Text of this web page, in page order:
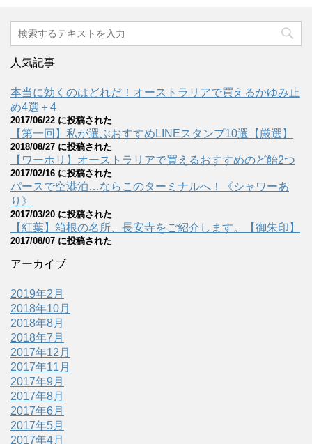
人気記事
本当に効くのはどれだ！オーストラリアで買えるかゆみ止
め4選＋4
2017/06/22 に投稿された
【第一回】私が選ぶおすすめLINEスタンプ10選【厳選】
2018/08/27 に投稿された
【ワーホリ】オーストラリアで買えるおすすめのど飴2つ
2017/02/16 に投稿された
パースで空港泊…ならこのターミナルへ！《シャワーあ
り》
2017/03/20 に投稿された
【紅葉】箱根の名所、長安寺をご紹介します。【御朱印】
2017/08/07 に投稿された
アーカイブ
2019年2月
2018年10月
2018年8月
2018年7月
2017年12月
2017年11月
2017年9月
2017年8月
2017年6月
2017年5月
2017年4月